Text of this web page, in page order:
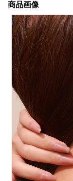
商品画像